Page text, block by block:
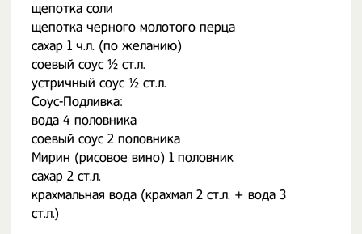
щепотка соли
щепотка черного молотого перца
сахар 1 ч.л. (по желанию)
соевый соус ½ ст.л.
устричный соус ½ ст.л.
Соус-Подливка:
вода 4 половника
соевый соус 2 половника
Мирин (рисовое вино) 1 половник
сахар 2 ст.л.
крахмальная вода (крахмал 2 ст.л. + вода 3
ст.л.)